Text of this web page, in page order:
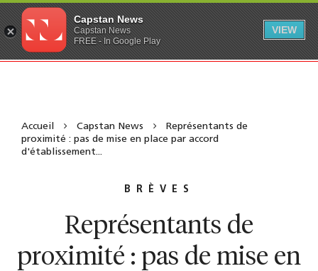
Accueil Capstan News
Représentants de
proximité : pas de mise en place par accord
d'établissement...
BRÈVES
Représentants de
proximité : pas de mise en
Capstan News
Capstan News
FREE - In Google Play
VIEW